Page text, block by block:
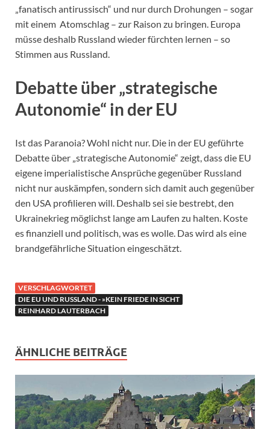
„fanatisch antirussisch“ und nur durch Drohungen – sogar
mit einem Atomschlag – zur Raison zu bringen. Europa
müsse deshalb Russland wieder fürchten lernen – so
Stimmen aus Russland.
Debatte über „strategische
Autonomie“ in der EU
Ist das Paranoia? Wohl nicht nur. Die in der EU geführte
Debatte über „strategische Autonomie“ zeigt, dass die EU
eigene imperialistische Ansprüche gegenüber Russland
nicht nur auskämpfen, sondern sich damit auch gegenüber
den USA profilieren will. Deshalb sei sie bestrebt, den
Ukrainekrieg möglichst lange am Laufen zu halten. Koste
es finanziell und politisch, was es wolle. Das wird als eine
brandgefährliche Situation eingeschätzt.
VERSCHLAGWORTET
DIE EU UND RUSSLAND - »KEIN FRIEDE IN SICHT
REINHARD LAUTERBACH
ÄHNLICHE BEITRÄGE